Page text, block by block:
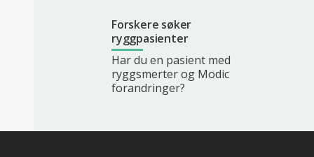
Forskere søker
ryggpasienter
Har du en pasient med
ryggsmerter og Modic
forandringer?